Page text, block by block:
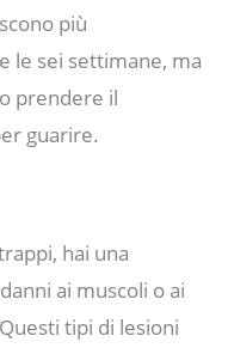
più
le sei settimane, ma
prendere il
guarire.
hai una
ai muscoli o ai
tipi di lesioni